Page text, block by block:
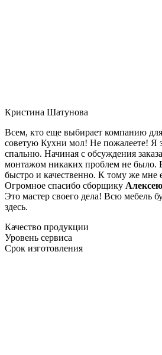
Кристина Шатунова
Всем, кто еще выбирает компанию
советую Кухни мол! Не пожалеете! Я
спальню. Начиная с обсуждения
монтажом никаких проблем не было.
быстро и качественно. К тому же мне
Огромное спасибо сборщику Алексею
Это мастер своего дела! Всю мебель
здесь.
Качество продукции
Уровень сервиса
Срок изготовления